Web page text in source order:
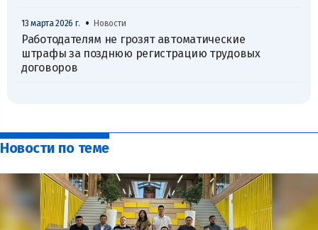
13 марта 2026 г. • Новости
Работодателям не грозят автоматические
штрафы за позднюю регистрацию трудовых
договоров
Новости по теме